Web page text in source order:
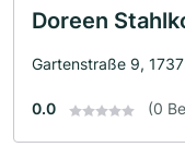
Doreen
Gartenstraße 9,
0.0 (0